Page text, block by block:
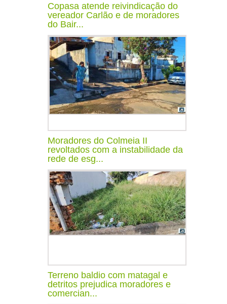
Copasa atende reivindicação do
vereador Carlão e de moradores
do Bair...
Moradores do Colmeia II
revoltados com a instabilidade da
rede de esg...
Terreno baldio com matagal e
detritos prejudica moradores e
comercian...